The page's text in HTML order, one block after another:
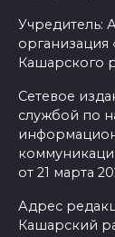
Учредитель:
организация
Кашарского
Сетевое
службой по
от 21 марта
Адрес
Кашарский